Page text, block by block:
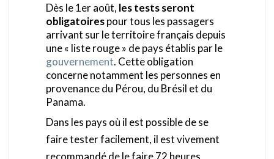
Dès le 1er août, les tests seront
obligatoirespour tous les passagers
arrivant sur le territoire français depuis
une « liste rouge » de pays établis par le
gouvernement. Cette obligation
concerne notamment les personnes en
provenance du Pérou, du Brésil et du
Panama.
Dans les pays où il est possible de se
faire tester facilement, il est vivement
recommandé de le faire 72 heures